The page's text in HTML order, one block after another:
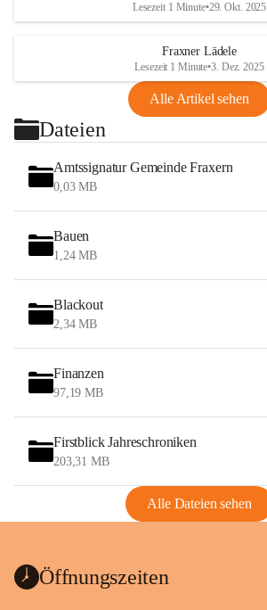
Lesezeit 1 Minute•29. Okt. 2025
Fraxner Lädele
Lesezeit 1 Minute•3. Dez. 2025
Alle Artikel sehen
Dateien
Amtssignatur Gemeinde Fraxern
0,03 MB
Bauen
1,24 MB
Blackout
2,34 MB
Finanzen
97,19 MB
Firstblick Jahreschroniken
203,31 MB
Alle Dateien sehen
Öffnungszeiten